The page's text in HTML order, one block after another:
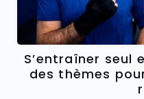
S’entraîner seul
des thèmes